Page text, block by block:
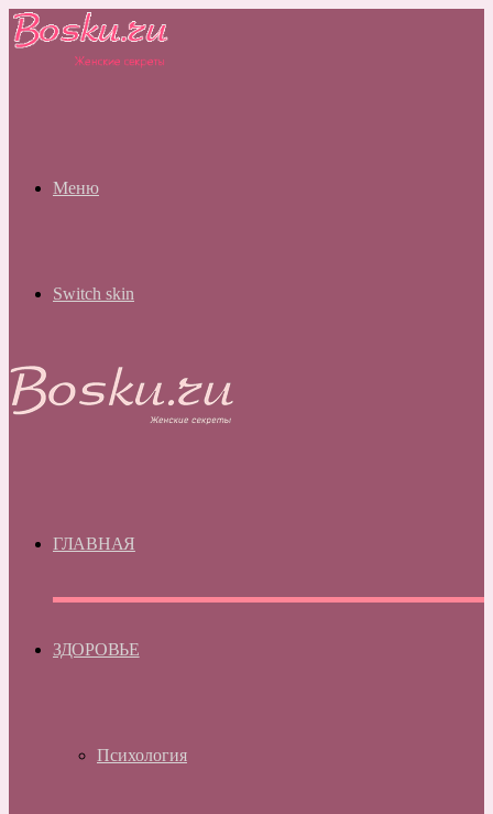
Меню
Switch skin
ГЛАВНАЯ
ЗДОРОВЬЕ
Психология